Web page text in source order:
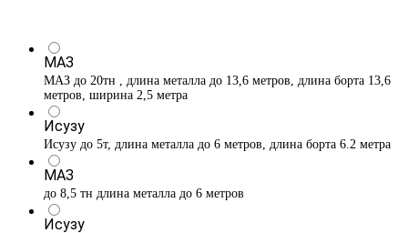
МАЗ
МАЗ до 20тн , длина металла до 13,6 метров, длина борта 13,6
метров, ширина 2,5 метра
Исузу
Исузу до 5т, длина металла до 6 метров, длина борта 6.2 метра
МАЗ
до 8,5 тн длина металла до 6 метров
Исузу